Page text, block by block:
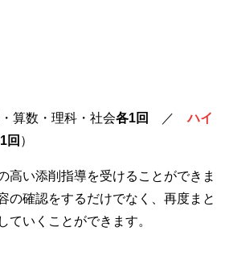
算数・理科・社会各1回 ／ハイ
回 ）
高い添削指導を受けることができま
の確認をするだけでなく、再度まと
ていくことができます。